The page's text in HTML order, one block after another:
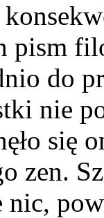
pism
do
nie
się
zen.
nic,